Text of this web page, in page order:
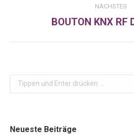
NÄCHSTES
BOUTON KNX RF
Search:
Neueste Beiträge